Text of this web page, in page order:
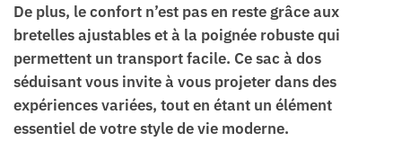
De plus, le confort n’est pas en reste grâce aux
bretelles ajustables et à la poignée robuste qui
permettent un transport facile. Ce sac à dos
séduisant vous invite à vous projeter dans des
expériences variées, tout en étant un élément
essentiel de votre style de vie moderne.